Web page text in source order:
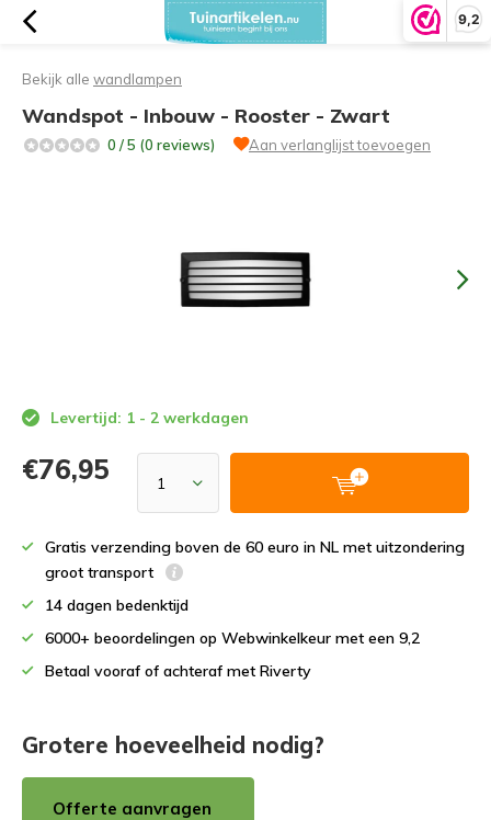
9,2
Bekijk alle wandlampen
Wandspot - Inbouw - Rooster - Zwart
0 / 5 (0 reviews) Aan verlanglijst toevoegen
Levertijd: 1 - 2 werkdagen
€76,95
Gratis verzending boven de 60 euro in NL met uitzondering
groot transport
14 dagen bedenktijd
6000+ beoordelingen op Webwinkelkeur met een 9,2
Betaal vooraf of achteraf met Riverty
Grotere hoeveelheid nodig?
Offerte aanvragen